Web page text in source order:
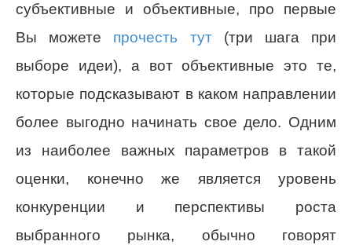
субъективные и объективные, про первые
Вы можете прочесть тут(три шага при
выборе идеи), а вот объективные это те,
которые подсказывают в каком направлении
более выгодно начинать свое дело. Одним
из наиболее важных параметров в такой
оценки, конечно же является уровень
конкуренции и перспективы роста
выбранного рынка, обычно говорят